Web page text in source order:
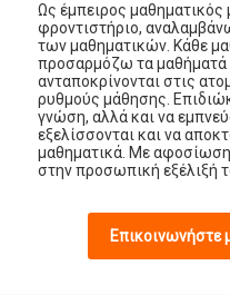
Ως έμπειρος μαθηματικός
φροντιστήριο,
των μαθηματικών. Κάθε
προσαρμόζω τα
ανταποκρίνονται στις
ρυθμούς μάθησης.
γνώση, αλλά και να
εξελίσσονται και να
μαθηματικά. Με
στην προσωπική εξέλιξή
Επικοινωνήστε